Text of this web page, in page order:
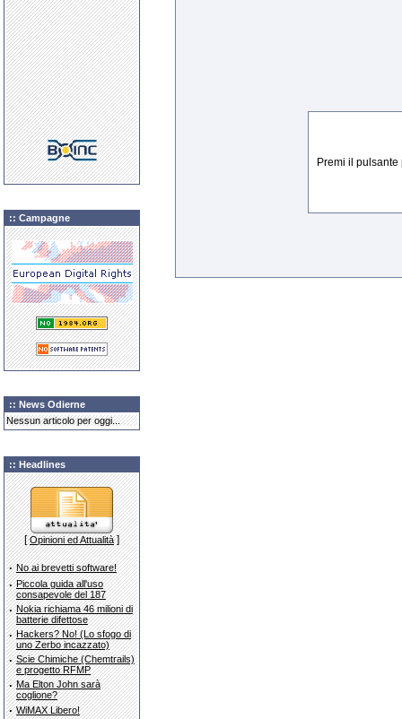
:: Campagne
:: News Odierne
Nessun articolo per oggi...
:: Headlines
[Opinioni ed Attualità]
· No ai brevetti software!
· Piccola guida all'uso
consapevole del 187
· Nokia richiama 46 milioni di
batterie difettose
· Hackers? No! (Lo sfogo di
uno Zerbo incazzato)
· Scie Chimiche (Chemtrails)
e progetto RFMP
· Ma Elton John sarà
coglione?
· WiMAX Libero!
Premi il